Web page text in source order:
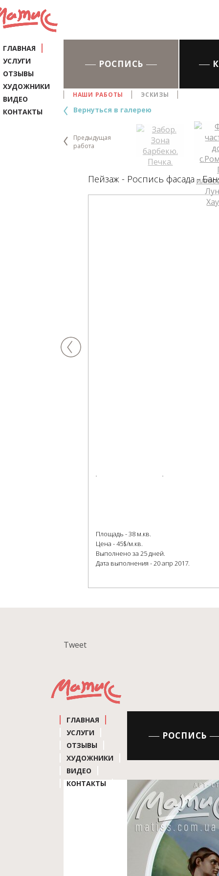
ГЛАВНАЯ
УСЛУГИ
ОТЗЫВЫ
ХУДОЖНИКИ
ВИДЕО
КОНТАКТЫ
РОСПИСЬ
НАШИ РАБОТЫ ЭСКИЗЫ
Вернуться в галерею
Предыдущая
работа
Пейзаж - Роспись фасада -
Площадь - 38 м.кв.
Цена - 45$/м.кв.
Выполнено за 25 дней.
Дата выполнения - 20 апр 2017.
Tweet
ГЛАВНАЯ
УСЛУГИ
ОТЗЫВЫ
ХУДОЖНИКИ
ВИДЕО
КОНТАКТЫ
РОСПИСЬ
Роспись холла.
Роспись потолка.
Роспись в стиле
Роспись бассейна.
Роспись самолета.